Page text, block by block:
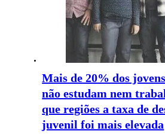
Mais de 20% dos
não estudam nem
que regiões a taxa de
juvenil foi mais elevada